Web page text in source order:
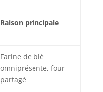
Raison principale
Farine de blé
omniprésente, four
partagé